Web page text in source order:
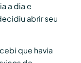
a dia e
abrir seu
que havia